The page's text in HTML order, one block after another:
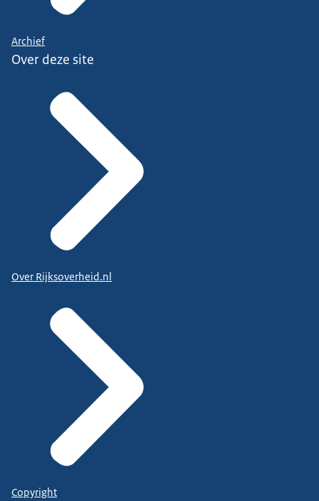
Archief
Over deze site
Over Rijksoverheid.nl
Copyright